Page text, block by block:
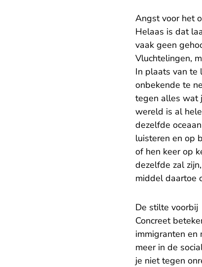
Angst voor het
Helaas is dat
vaak geen
Vluchtelingen,
In plaats van te
onbekende te
tegen alles wat
wereld is al
dezelfde
luisteren en op
of hen keer op
dezelfde zal
middel daartoe
De stilte voorbij
Concreet
immigranten en
meer in de
je niet tegen